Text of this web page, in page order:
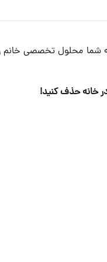
شما محلول تخصصی خانم
خانه حذف کنید!